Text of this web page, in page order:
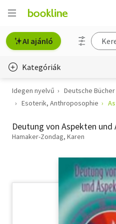
AI ajánló
Kategóriák
Életmód, egészség
Gyermek- és ifjúsági
Hobbi, szabadidő
Idegen nyelvű Deutsche Bücher
Esoterik, Anthroposophie
Deutung von Aspekten
Hamaker-Zondag, Karen